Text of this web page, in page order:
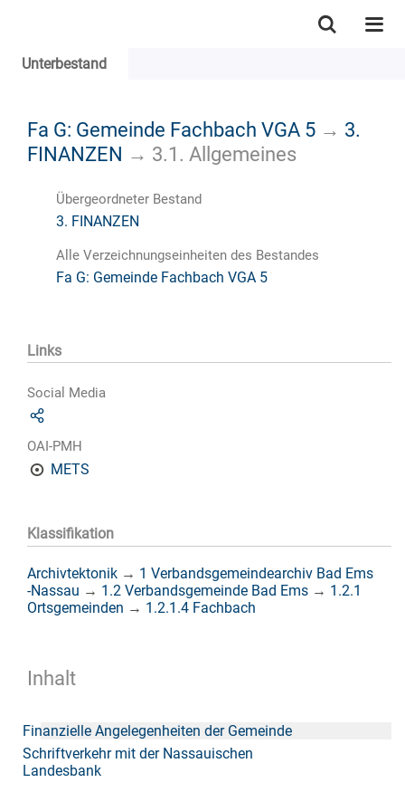
Unterbestand
Fa G: Gemeinde Fachbach VGA 5 → 3.
FINANZEN → 3.1. Allgemeines
Übergeordneter Bestand
3. FINANZEN
Alle Verzeichnungseinheiten des Bestandes
Fa G: Gemeinde Fachbach VGA 5
Links
Social Media
OAI-PMH
METS
Klassifikation
Archivtektonik → 1 Verbandsgemeindearchiv Bad Ems
-Nassau → 1.2 Verbandsgemeinde Bad Ems → 1.2.1
Ortsgemeinden → 1.2.1.4 Fachbach
Inhalt
Finanzielle Angelegenheiten der Gemeinde
Schriftverkehr mit der Nassauischen
Landesbank